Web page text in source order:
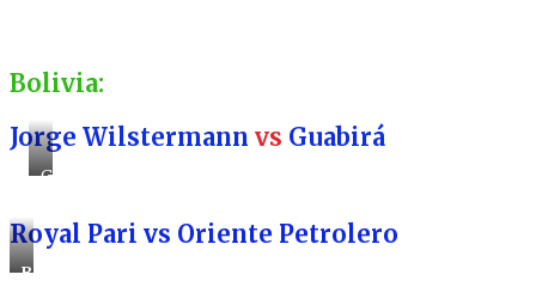
Bolivia:
Jorge Wilstermann vs Guabirá
Guabirá
Royal Pari vs Oriente Petrolero
Royal